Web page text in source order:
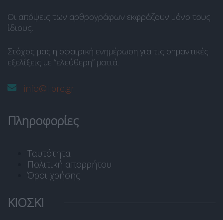
Οι απόψεις των αρθρογράφων εκφράζουν μόνο τους
ίδιους.
Στόχος μας η σφαιρική ενημέρωση για τις σημαντικές
εξελίξεις με “ελεύθερη” ματιά.
info@libre.gr
Πληροφορίες
Ταυτότητα
Πολιτική απορρήτου
Όροι χρήσης
ΚΙΟΣΚΙ